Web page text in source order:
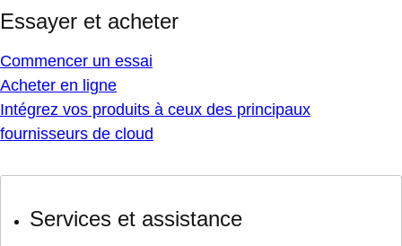
Essayer et acheter
Commencer un essai
Acheter en ligne
Intégrez vos produits à ceux des principaux
fournisseurs de cloud
Services et assistance